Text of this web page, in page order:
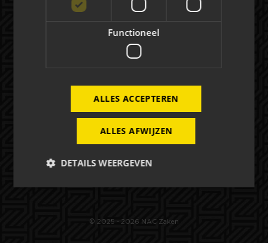
EVENEMENTEN
FOTO'S
© 2025 - 2026 NAC Zaken
Functioneel
ALLES ACCEPTEREN
ALLES AFWIJZEN
DETAILS WEERGEVEN